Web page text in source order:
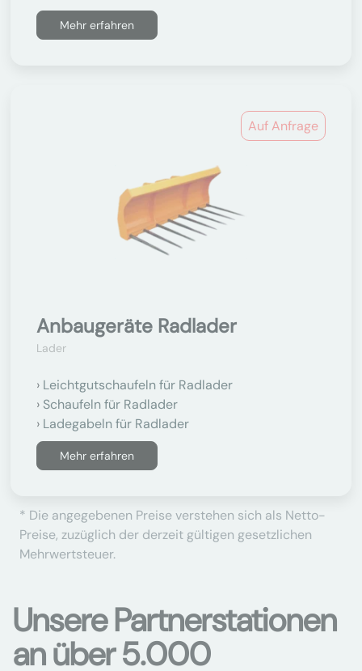
Mehr erfahren
Auf Anfrage
Anbaugeräte Radlader
Lader
Leichtgutschaufeln für Radlader
Schaufeln für Radlader
Ladegabeln für Radlader
Mehr erfahren
* Die angegebenen Preise verstehen sich als Netto-
Preise, zuzüglich der derzeit gültigen gesetzlichen
Mehrwertsteuer.
Unsere Partnerstationen
an über 5.000